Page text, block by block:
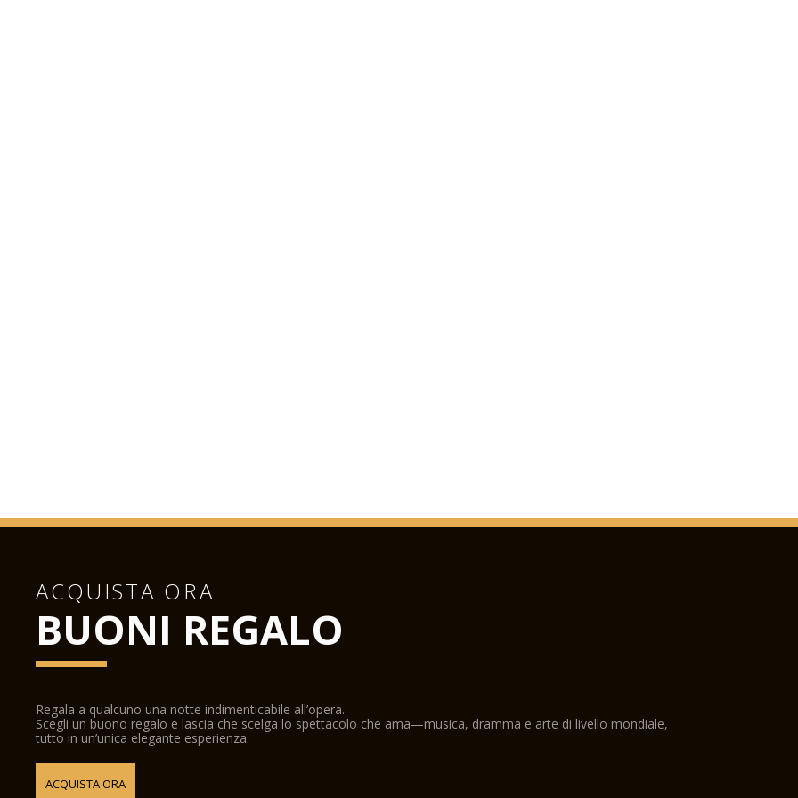
ACQUISTA ORA
BUONI REGALO
Regala a qualcuno una notte indimenticabile all’opera.
Scegli un buono regalo e lascia che scelga lo spettacolo che ama—musica, dramma e arte di livello mondiale,
tutto in un’unica elegante esperienza.
ACQUISTA ORA